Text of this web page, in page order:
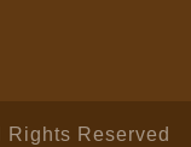
Rights Reserved